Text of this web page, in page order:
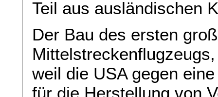
Teil aus ausländischen
Der Bau des ersten
weil die USA gegen
für die Herstellung von